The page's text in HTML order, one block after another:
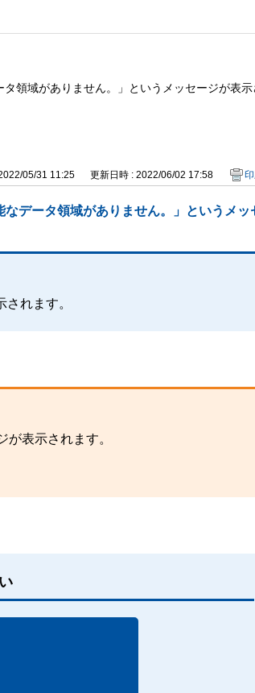
領域がありません。」というメッセージが表示
05/31 11:25 更新日時 : 2022/06/02 17:58
データ領域がありません。」というメッ
れます。
表示されます。